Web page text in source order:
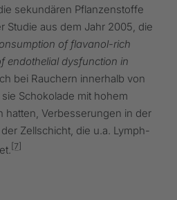
sekundären Pflanzenstoffe
Studie aus dem Jahr 2005, die
of flavanol-rich
endothelial dysfunction in
bei Rauchern innerhalb von
Schokolade mit hohem
hatten, Verbesserungen in der
Zellschicht, die u.a. Lymph-
[7]